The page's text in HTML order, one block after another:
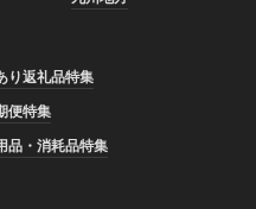
り返礼品特集
便特集
品・消耗品特集